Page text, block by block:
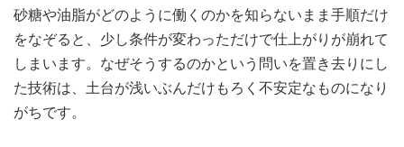
砂糖や油脂がどのように働くのかを知らないまま手順だけ
をなぞると、少し条件が変わっただけで仕上がりが崩れて
しまいます。なぜそうするのかという問いを置き去りにし
た技術は、土台が浅いぶんだけもろく不安定なものになり
がちです。